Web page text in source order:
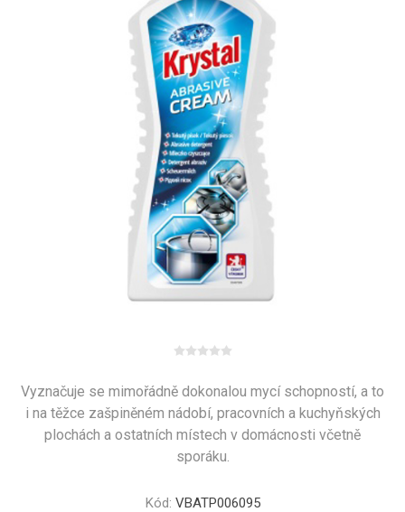
Vyznačuje se mimořádně dokonalou mycí schopností, a to
i na těžce zašpiněném nádobí, pracovních a kuchyňských
plochách a ostatních místech v domácnosti včetně
sporáku.
Kód: VBATP006095